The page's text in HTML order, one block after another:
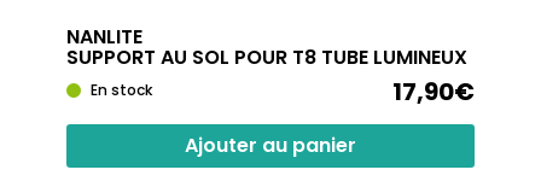
NANLITE
SUPPORT AU SOL POUR T8 TUBE LUMINEUX
En stock 17,90€
Ajouter au panier